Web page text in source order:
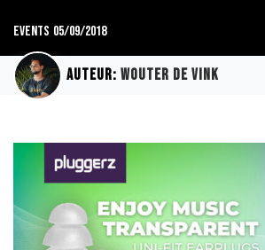
Events 05/09/2018
Auteur: Wouter de Vink